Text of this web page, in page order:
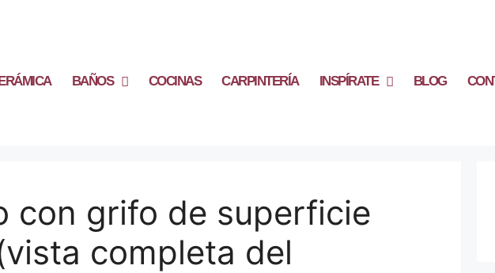
BAÑOS COCINAS CARPINTERÍA INSPÍRATE BLOG
con grifo de superficie
completa del